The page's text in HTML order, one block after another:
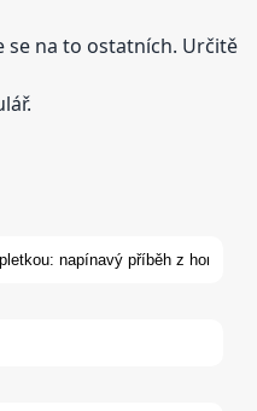
se na to ostatních. Určitě